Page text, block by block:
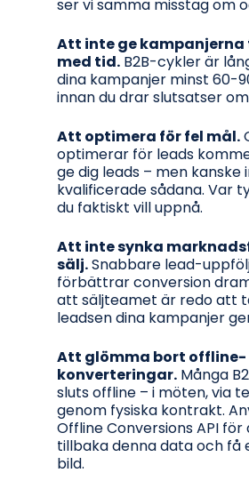
ser vi samma misstag om
Att inte ge
med tid. B2B-cykler är
dina kampanjer minst 60-
innan du drar slutsatser om
Att optimera för fel mål.
optimerar för leads
ge dig leads – men kanske
kvalificerade sådana. Var
du faktiskt vill uppnå.
Att inte synka
sälj.Snabbare lead-
förbättrar conversion
att säljteamet är redo att
leadsen dina kampanjer
Att glömma bort offline-
konverteringar. Många
sluts offline – i möten, via
genom fysiska kontrakt.
Offline Conversions API
tillbaka denna data och få
bild.